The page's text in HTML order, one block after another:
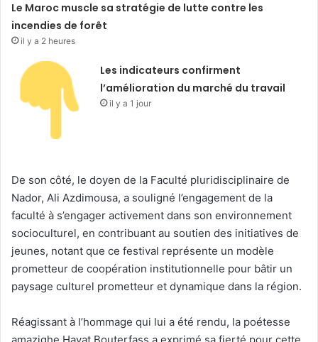
Le Maroc muscle sa stratégie de lutte contre les
incendies de forêt
il y a 2 heures
Les indicateurs confirment
l’amélioration du marché du travail
il y a 1 jour
De son côté, le doyen de la Faculté pluridisciplinaire de
Nador, Ali Azdimousa, a souligné l’engagement de la
faculté à s’engager activement dans son environnement
socioculturel, en contribuant au soutien des initiatives de
jeunes, notant que ce festival représente un modèle
prometteur de coopération institutionnelle pour bâtir un
paysage culturel prometteur et dynamique dans la région.
Réagissant à l’hommage qui lui a été rendu, la poétesse